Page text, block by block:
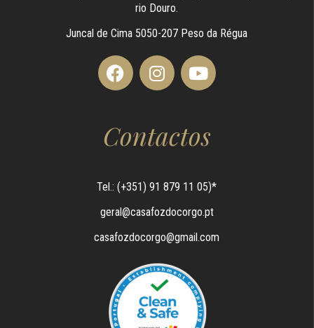
rio Douro.
Juncal de Cima 5050-207 Peso da Régua
Contactos
Tel.: (+351) 91 879 11 05)*
geral@casafozdocorgo.pt
casafozdocorgo@gmail.com